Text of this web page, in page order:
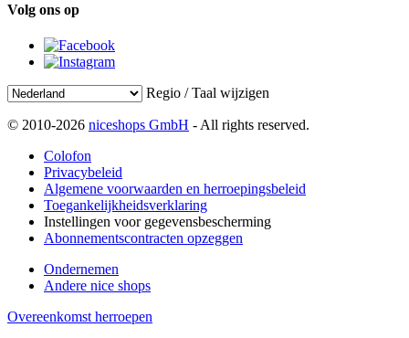
Volg ons op
Regio / Taal wijzigen
© 2010-2026 niceshops GmbH - All rights reserved.
Colofon
Privacybeleid
Algemene voorwaarden en herroepingsbeleid
Toegankelijkheidsverklaring
Instellingen voor gegevensbescherming
Abonnementscontracten opzeggen
Ondernemen
Andere nice shops
Overeenkomst herroepen